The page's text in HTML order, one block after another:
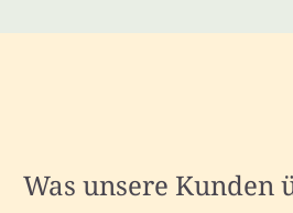
Was unsere Kunden